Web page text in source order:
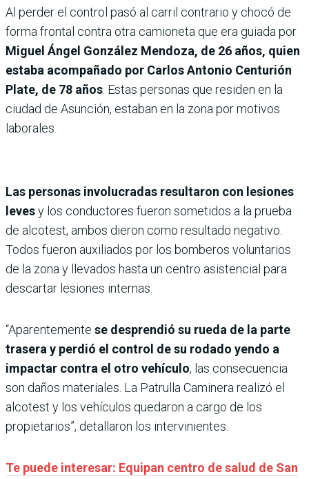
Al perder el control pasó al carril contrario y chocó de
forma frontal contra otra camioneta que era guiada por
Miguel Ángel González Mendoza, de 26 años, quien
estaba acompañado por Carlos Antonio Centurión
Plate, de 78 años . Estas personas que residen en la
ciudad de Asunción, estaban en la zona por motivos
laborales.
Las personas involucradas resultaron con lesiones
levesy los conductores fueron sometidos a la prueba
de alcotest, ambos dieron como resultado negativo.
Todos fueron auxiliados por los bomberos voluntarios
de la zona y llevados hasta un centro asistencial para
descartar lesiones internas.
“Aparentemente se desprendió su rueda de la parte
trasera y perdió el control de su rodado yendo a
impactar contra el otro vehículo, las consecuencia
son daños materiales. La Patrulla Caminera realizó el
alcotest y los vehículos quedaron a cargo de los
propietarios”, detallaron los intervinientes.
Te puede interesar: Equipan centro de salud de San